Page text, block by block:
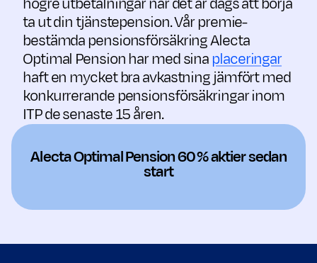
ta ut din tjänstepension. Vår premie­
bestämda pensionsförsäkring Alecta
Optimal Pension har med sina placeringar
haft en mycket bra avkastning jämfört med
konkurrerande pensions­försäkringar inom
ITP de senaste 15 åren.
Alecta Optimal Pension 60 % aktier sedan
start